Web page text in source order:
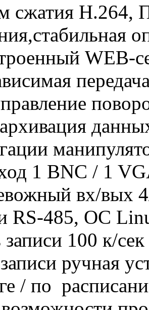
сжатия H.264,
WEB-
1 BNC / 1
вх/вых
RS-485, ОС
записи 100 к/
ручная
/ по